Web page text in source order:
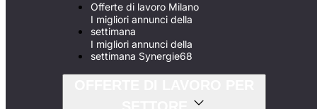
Offerte di lavoro Milano
I migliori annunci della
settimana
I migliori annunci della
settimana Synergie68